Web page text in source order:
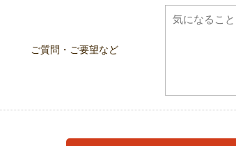
ご質問・ご要望など